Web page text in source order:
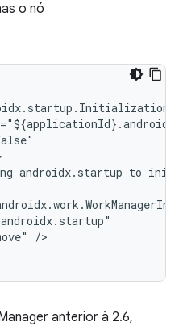
o nó
androidx.startup to
anterior à 2.6,